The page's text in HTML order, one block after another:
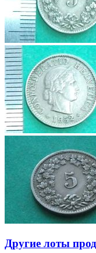
Другие лоты